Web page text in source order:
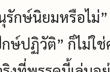
รักษ์นิยมหรือไม่
ษ์ปฏิวัติ” ก็ไม่ใ